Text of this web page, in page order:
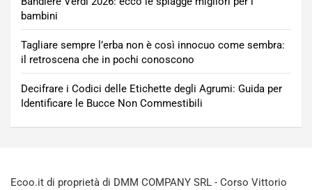
bambini
Tagliare sempre l’erba non è così innocuo come sembra:
il retroscena che in pochi conoscono
Decifrare i Codici delle Etichette degli Agrumi: Guida per
Identificare le Bucce Non Commestibili
Ecoo.it di proprietà di DMM COMPANY SRL - Corso Vittorio